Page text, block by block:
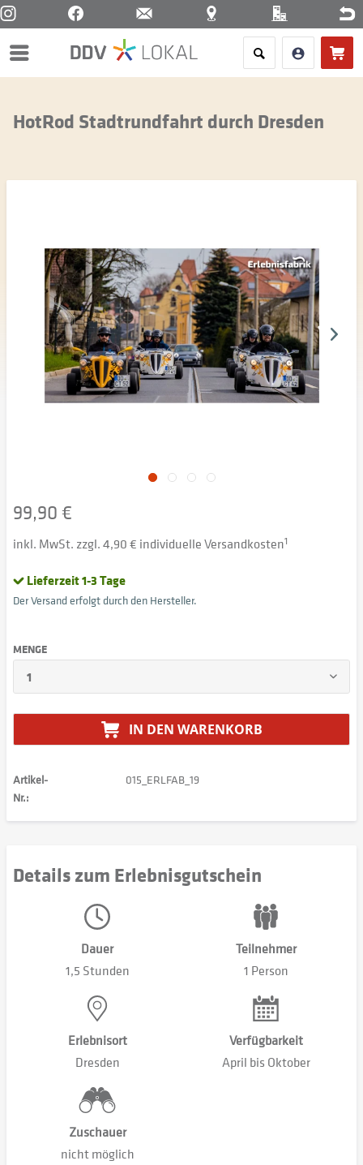
Menü
HotRod Stadtrundfahrt durch Dresden
99,90 €
inkl. MwSt. zzgl. 4,90 € individuelle Versandkosten1
Lieferzeit 1-3 Tage
Der Versand erfolgt durch den Hersteller.
MENGE
IN DEN WARENKORB
Artikel-
Nr.:
015_ERLFAB_19
Details zum Erlebnisgutschein
Dauer
1,5 Stunden
Teilnehmer
1 Person
Erlebnisort
Dresden
Verfügbarkeit
April bis Oktober
Zuschauer
nicht möglich